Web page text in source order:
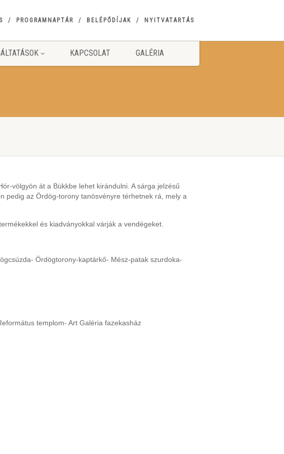
PROGRAMNAPTÁR BELÉPŐDÍJAK NYITVATARTÁS
KAPCSOLAT GALÉRIA
völgyön át a Bükkbe lehet kirándulni. A sárga jelzésű
pedig az Ördög-torony tanösvényre térhetnek rá, mely a
és kiadványokkal várják a vendégeket.
Ördögtorony-kaptárkő- Mész-patak szurdoka-
templom- Art Galéria fazekasház